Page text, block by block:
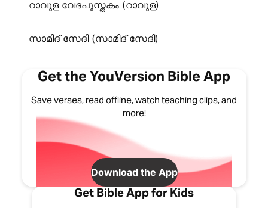
റാവുള വേദപുസ്തകം (റാവുള)
സാമിദ് സേദി (സാമിദ് സേദി)
Get the YouVersion Bible App
Save verses, read offline, watch teaching clips, and
more!
Download the App
Get Bible App for Kids